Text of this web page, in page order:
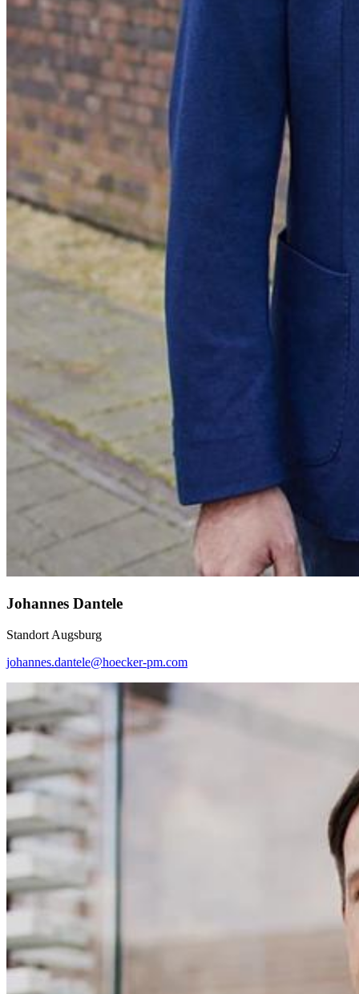
Johannes Dantele
Standort Augsburg
johannes.dantele@hoecker-pm.com